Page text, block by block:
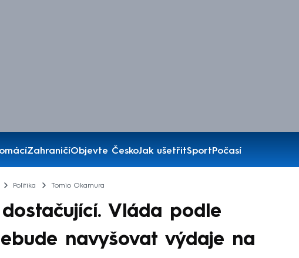
ZahraničíObjevte ČeskoJak ušetřitSportPočasí
Politika Tomio Okamura
dostačující. Vláda podle
navyšovat výdaje na